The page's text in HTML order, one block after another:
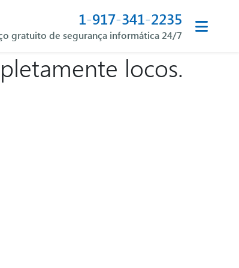
1-917-341-2235
gratuito de segurança informática 24/7
locos.